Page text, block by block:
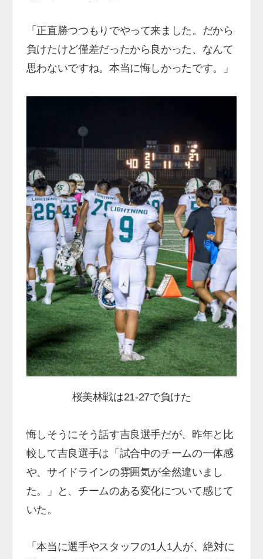
「正直勝つつもりでやって来ました。だから
負けたけど僅差だったから良かった、なんて
思わないですね。本当に悔しかったです。」
桜美林戦は21-27で負けた
悔しそうにそう話す吉良選手だが、昨年と比
較して吉良選手は「試合中のチームの一体感
や、サイドラインの雰囲気が全然違いまし
た。」と、チームのある変化について感じて
いた。
「本当に選手やスタッフの1人1人が、絶対に